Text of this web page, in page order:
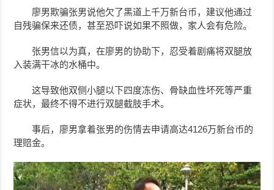
廖男欺骗张男说他欠了黑道上千万新台币，建议他通过
自残骗保来还债，甚至恐吓说如果不照做，家人会有危险。
张男信以为真，在廖男的协助下，忍受着剧痛将双腿放
入装满干冰的水桶中。
这导致他双侧小腿以下四度冻伤、骨缺血性坏死等严重
症状，最终不得不进行双腿截肢手术。
事后，廖男拿着张男的伤情去申请高达4126万新台币的
理赔金。